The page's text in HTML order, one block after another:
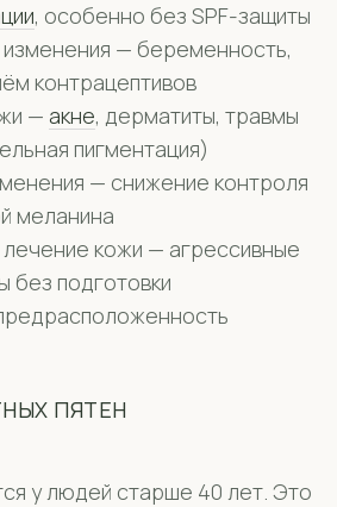
, особенно без SPF-защиты
— беременность,
контрацептивов
— акне, дерматиты, травмы
пигментация)
— снижение контроля
меланина
кожи — агрессивные
без подготовки
ПЯТЕН
у людей старше 40 лет. Это